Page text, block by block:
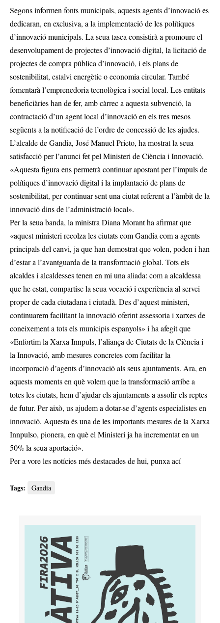
Segons informen fonts municipals, aquests agents d’innovació es
dedicaran, en exclusiva, a la implementació de les polítiques
d’innovació municipals. La seua tasca consistirà a promoure el
desenvolupament de projectes d’innovació digital, la licitació de
projectes de compra pública d’innovació, i els plans de
sostenibilitat, estalvi energètic o economia circular. També
fomentarà l’emprenedoria tecnològica i social local. Les entitats
beneficiàries han de fer, amb càrrec a aquesta subvenció, la
contractació d’un agent local d’innovació en els tres mesos
següents a la notificació de l’ordre de concessió de les ajudes.
L’alcalde de Gandia, José Manuel Prieto, ha mostrat la seua
satisfacció per l’anunci fet pel Ministeri de Ciència i Innovació.
«Aquesta figura ens permetrà continuar apostant per l’impuls de
polítiques d’innovació digital i la implantació de plans de
sostenibilitat, per continuar sent una ciutat referent a l’àmbit de la
innovació dins de l’administració local».
Per la seua banda, la ministra Diana Morant ha afirmat que
«aquest ministeri recolza les ciutats com Gandia com a agents
principals del canvi, ja que han demostrat que volen, poden i han
d’estar a l’avantguarda de la transformació global. Tots els
alcaldes i alcaldesses tenen en mi una aliada: com a alcaldessa
que he estat, compartisc la seua vocació i experiència al servei
proper de cada ciutadana i ciutadà. Des d’aquest ministeri,
continuarem facilitant la innovació oferint assessoria i xarxes de
coneixement a tots els municipis espanyols» i ha afegit que
«Enfortim la Xarxa Innpuls, l’aliança de Ciutats de la Ciència i
la Innovació, amb mesures concretes com facilitar la
incorporació d’agents d’innovació als seus ajuntaments. Ara, en
aquests moments en què volem que la transformació arribe a
totes les ciutats, hem d’ajudar els ajuntaments a assolir els reptes
de futur. Per això, us ajudem a dotar-se d’agents especialistes en
innovació. Aquesta és una de les importants mesures de la Xarxa
Innpulso, pionera, en què el Ministeri ja ha incrementat en un
50% la seua aportació».
Per a vore les notícies més destacades de hui, punxa ací
Tags: Gandia